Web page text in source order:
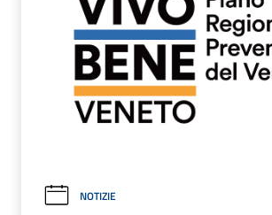
NOTIZIE